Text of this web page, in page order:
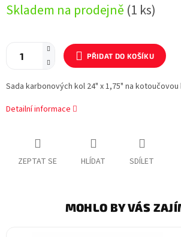
cena:
Skladem na prodejně (1 ks)
PŘIDAT DO KOŠÍKU
Sada karbonových kol 24" x 1,75" na kotoučovou
Detailní informace
ZEPTAT SE HLÍDAT SDÍLET
MOHLO BY VÁS